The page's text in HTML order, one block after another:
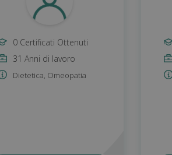
0 Certificati Ottenuti
31 Anni di lavoro
Dietetica, Omeopatia